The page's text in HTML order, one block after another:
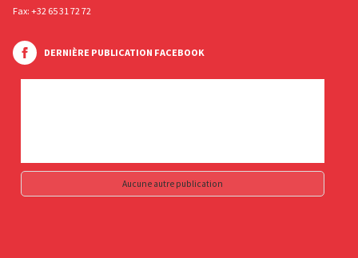
Fax: +32 65 31 72 72
DERNIÈRE PUBLICATION FACEBOOK
Aucune autre publication